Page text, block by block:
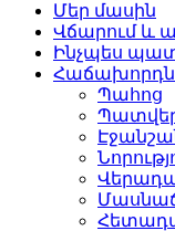
Մեր մասին
Վճարում և
Ինչպես
Պահոց